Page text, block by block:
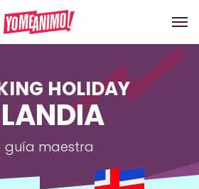
HOLIDAY
guía maestra